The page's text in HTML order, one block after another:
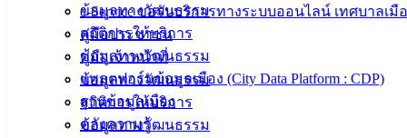
ข้อมูลทางวัฒนธรรม
สถิติการให้บริการ
ข้อมูลทางวัฒนธรรม
แพลตฟอร์มข้อมูลเมือง (City Data Platform : CDP)
ฐานข้อมูลเมือง
คลังความรู้
e-Service ขอรับบริการทางระบบออนไลน์ เทศบาลเมื
คู่มือประชาชน
คู่มือเจ้าหน้าที่
ข้อมูลทางวัฒนธรรม
สถิติการให้บริการ
ข้อมูลทางวัฒนธรรม
ดาวน์โหลด
แบบ
ฟอร์ม,
เอกสาร
คู่มือ
สำหรับ